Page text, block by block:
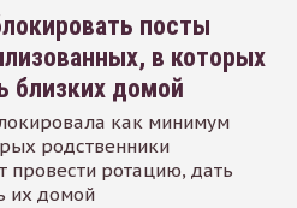
посты
в которых
близких домой
как минимум
родственники
провести ротацию, дать
их домой